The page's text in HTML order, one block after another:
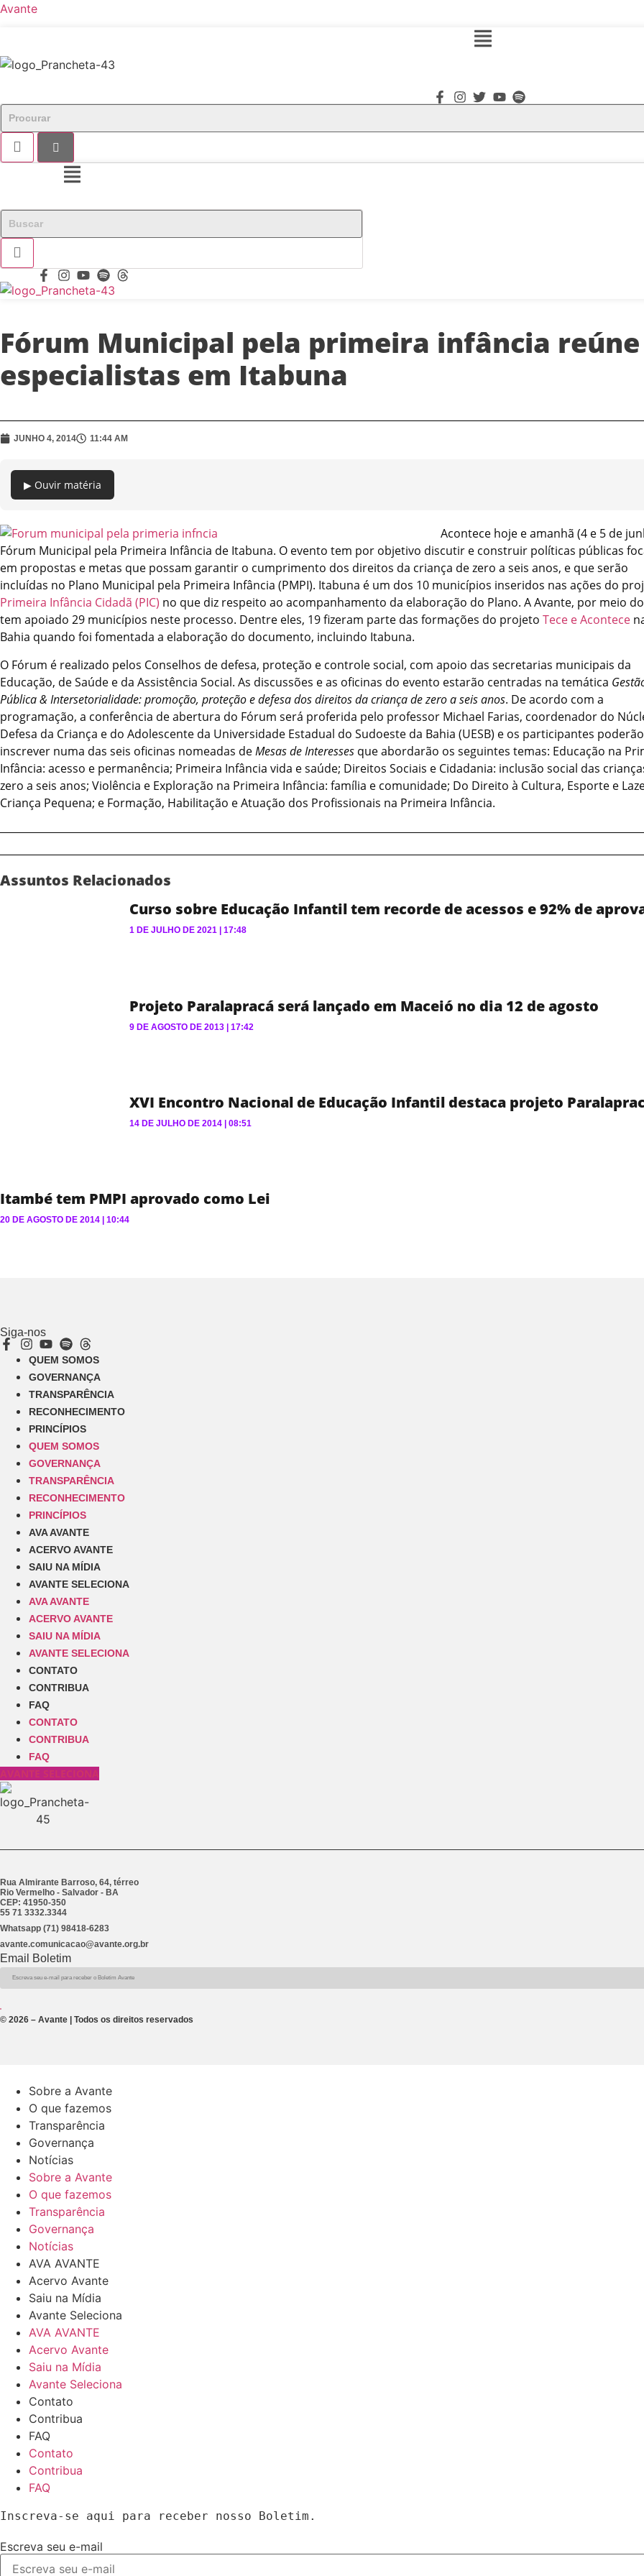
Avante
Fórum Municipal pela primeira infância reúne
especialistas em Itabuna
JUNHO 4, 2014 11:44 AM
▶ Ouvir matéria
Acontece hoje e amanhã (4 e 5 de
Fórum Municipal pela Primeira Infância de Itabuna. O evento tem por objetivo discutir e construir políticas públicas
em propostas e metas que possam garantir o cumprimento dos direitos da criança de zero a seis anos, e que serão
incluídas no Plano Municipal pela Primeira Infância (PMPI). Itabuna é um dos 10 municípios inseridos nas ações do
Primeira Infância Cidadã (PIC) no que diz respeito ao acompanhamento da elaboração do Plano. A Avante, por meio do
tem apoiado 29 municípios neste processo. Dentre eles, 19 fizeram parte das formações do projeto Tece e Acontece
Bahia quando foi fomentada a elaboração do documento, incluindo Itabuna.
O Fórum é realizado pelos Conselhos de defesa, proteção e controle social, com apoio das secretarias municipais da
Educação, de Saúde e da Assistência Social. As discussões e as oficinas do evento estarão centradas na temática
Pública & Intersetorialidade: promoção, proteção e defesa dos direitos da criança de zero a seis anos. De acordo com a
programação, a conferência de abertura do Fórum será proferida pelo professor Michael Farias, coordenador do
Defesa da Criança e do Adolescente da Universidade Estadual do Sudoeste da Bahia (UESB) e os participantes
inscrever numa das seis oficinas nomeadas deMesas de Interesses que abordarão os seguintes temas: Educação na
Infância: acesso e permanência; Primeira Infância vida e saúde; Direitos Sociais e Cidadania: inclusão social das
zero a seis anos; Violência e Exploração na Primeira Infância: família e comunidade; Do Direito à Cultura, Esporte e
Criança Pequena; e Formação, Habilitação e Atuação dos Profissionais na Primeira Infância.
Assuntos Relacionados
Curso sobre Educação Infantil tem recorde de acessos e 92% de
1 DE JULHO DE 2021 17:48
Projeto Paralapracá será lançado em Maceió no dia 12 de agosto
9 DE AGOSTO DE 2013 17:42
XVI Encontro Nacional de Educação Infantil destaca projeto
14 DE JULHO DE 2014 08:51
Itambé tem PMPI aprovado como Lei
20 DE AGOSTO DE 2014 10:44
Siga-nos
QUEM SOMOS
GOVERNANÇA
TRANSPARÊNCIA
RECONHECIMENTO
PRINCÍPIOS
QUEM SOMOS
GOVERNANÇA
TRANSPARÊNCIA
RECONHECIMENTO
PRINCÍPIOS
AVA AVANTE
ACERVO AVANTE
SAIU NA MÍDIA
AVANTE SELECIONA
AVA AVANTE
ACERVO AVANTE
SAIU NA MÍDIA
AVANTE SELECIONA
CONTATO
CONTRIBUA
FAQ
CONTATO
CONTRIBUA
FAQ
AVANTE SELECIONA
Rua Almirante Barroso, 64, térreo
Rio Vermelho - Salvador - BA
CEP: 41950-350
55 71 3332.3344
Whatsapp (71) 98418-6283
avante.comunicacao@avante.org.br
Email Boletim
© 2026 – Avante | Todos os direitos reservados
Sobre a Avante
O que fazemos
Transparência
Governança
Notícias
Sobre a Avante
O que fazemos
Transparência
Governança
Notícias
AVA AVANTE
Acervo Avante
Saiu na Mídia
Avante Seleciona
AVA AVANTE
Acervo Avante
Saiu na Mídia
Avante Seleciona
Contato
Contribua
FAQ
Contato
Contribua
FAQ
Inscreva-se aqui para receber nosso Boletim.
Escreva seu e-mail